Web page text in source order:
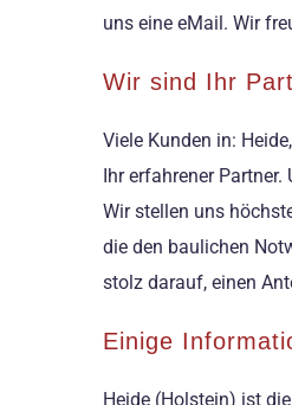
uns eine eMail. Wir
Wir sind Ihr
Viele Kunden in:
Ihr erfahrener
Wir stellen uns
die den baulichen
stolz darauf, einen
Einige
Heide (Holstein) ist